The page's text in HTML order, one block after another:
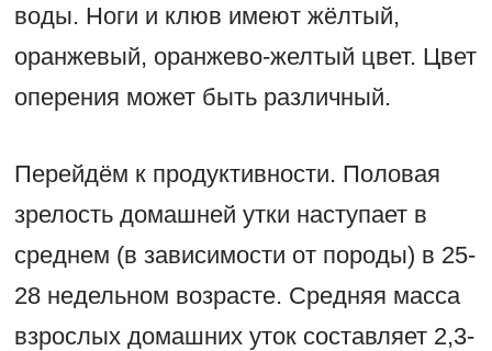
воды. Ноги и клюв имеют жёлтый,
оранжевый, оранжево-желтый цвет. Цвет
оперения может быть различный.
Перейдём к продуктивности. Половая
зрелость домашней утки наступает в
среднем (в зависимости от породы) в 25-
28 недельном возрасте. Средняя масса
взрослых домашних уток составляет 2,3-